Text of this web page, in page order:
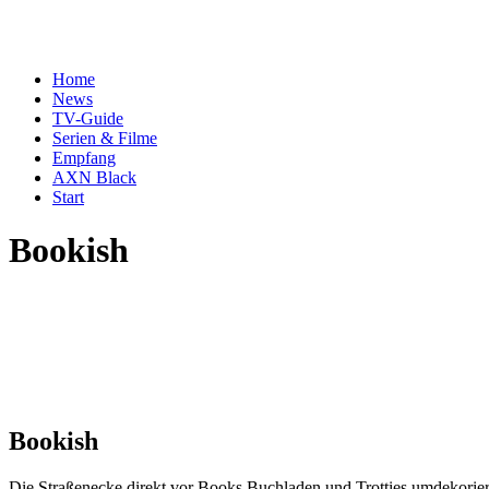
Home
News
TV-Guide
Serien & Filme
Empfang
AXN Black
Start
Bookish
Bookish